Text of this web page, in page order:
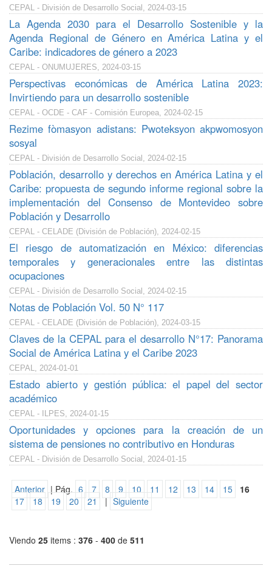
CEPAL - División de Desarrollo Social, 2024-03-15
La Agenda 2030 para el Desarrollo Sostenible y la
Agenda Regional de Género en América Latina y el
Caribe: indicadores de género a 2023
CEPAL - ONUMUJERES, 2024-03-15
Perspectivas económicas de América Latina 2023:
Invirtiendo para un desarrollo sostenible
CEPAL - OCDE - CAF - Comisión Europea, 2024-02-15
Rezime fòmasyon adistans: Pwoteksyon akpwomosyon
sosyal
CEPAL - División de Desarrollo Social, 2024-02-15
Población, desarrollo y derechos en América Latina y el
Caribe: propuesta de segundo informe regional sobre la
implementación del Consenso de Montevideo sobre
Población y Desarrollo
CEPAL - CELADE (División de Población), 2024-02-15
El riesgo de automatización en México: diferencias
temporales y generacionales entre las distintas
ocupaciones
CEPAL - División de Desarrollo Social, 2024-02-15
Notas de Población Vol. 50 N° 117
CEPAL - CELADE (División de Población), 2024-03-15
Claves de la CEPAL para el desarrollo N°17: Panorama
Social de América Latina y el Caribe 2023
CEPAL, 2024-01-01
Estado abierto y gestión pública: el papel del sector
académico
CEPAL - ILPES, 2024-01-15
Oportunidades y opciones para la creación de un
sistema de pensiones no contributivo en Honduras
CEPAL - División de Desarrollo Social, 2024-01-15
Anterior | Pág. 6 7 8 9 10 11 12 13 14 15
16
17
18 19 20 21 | Siguiente
Viendo 25 items : 376 - 400 de 511